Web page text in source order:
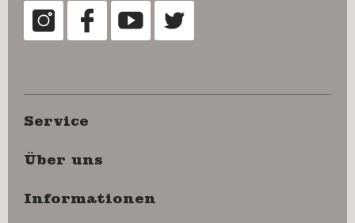
Service
Über uns
Informationen